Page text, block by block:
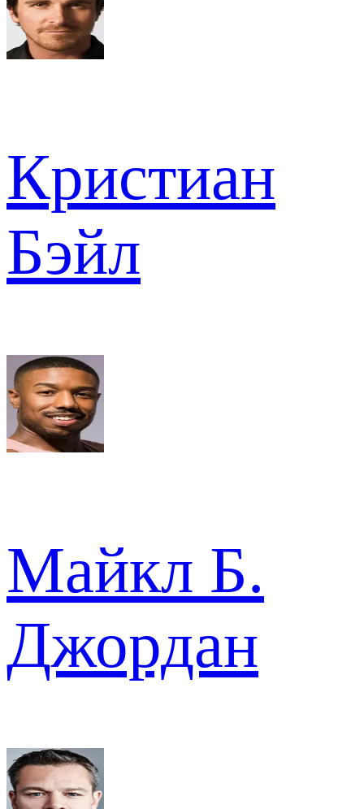
Кристиан
Бэйл
Майкл Б.
Джордан